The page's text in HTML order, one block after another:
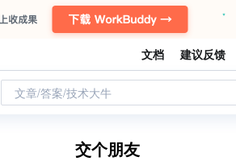
文档 建议反馈
文章/答案/技术大牛
交个朋友